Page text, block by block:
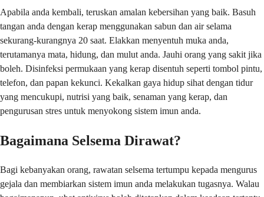
Apabila anda kembali, teruskan amalan kebersihan yang baik. Basuh
tangan anda dengan kerap menggunakan sabun dan air selama
sekurang-kurangnya 20 saat. Elakkan menyentuh muka anda,
terutamanya mata, hidung, dan mulut anda. Jauhi orang yang sakit jika
boleh. Disinfeksi permukaan yang kerap disentuh seperti tombol pintu,
telefon, dan papan kekunci. Kekalkan gaya hidup sihat dengan tidur
yang mencukupi, nutrisi yang baik, senaman yang kerap, dan
pengurusan stres untuk menyokong sistem imun anda.
Bagaimana Selsema Dirawat?
Bagi kebanyakan orang, rawatan selsema tertumpu kepada mengurus
gejala dan membiarkan sistem imun anda melakukan tugasnya. Walau